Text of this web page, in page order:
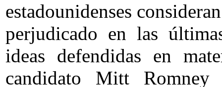
estadounidenses
perjudicado en las
ideas defendidas en
candidato Mitt Romney